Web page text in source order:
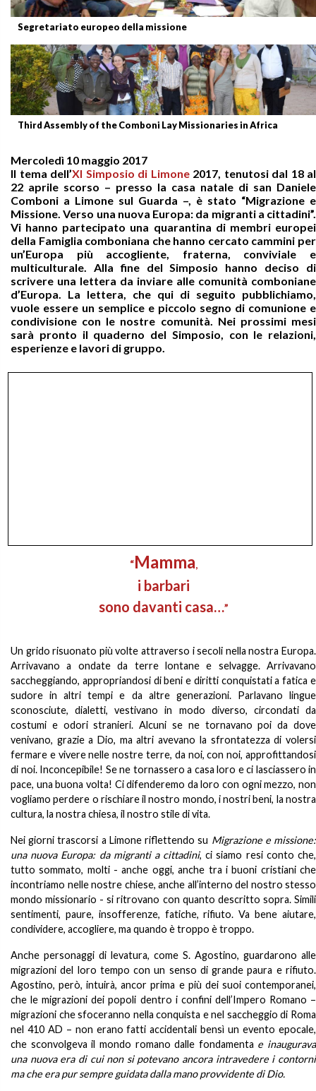
Segretariato europeo della missione
Third Assembly of the Comboni Lay Missionaries in Africa
Mercoledì 10 maggio 2017
Il tema dell’XI Simposio di Limone2017, tenutosi dal 18 al
22 aprile scorso – presso la casa natale di san Daniele
Comboni a Limone sul Guarda –, è stato “Migrazione e
Missione. Verso una nuova Europa: da migranti a cittadini”.
Vi hanno partecipato una quarantina di membri europei
della Famiglia comboniana che hanno cercato cammini per
un’Europa più accogliente, fraterna, conviviale e
multiculturale. Alla fine del Simposio hanno deciso di
scrivere una lettera da inviare alle comunità comboniane
d’Europa. La lettera, che qui di seguito pubblichiamo,
vuole essere un semplice e piccolo segno di comunione e
condivisione con le nostre comunità. Nei prossimi mesi
sarà pronto il quaderno del Simposio, con le relazioni,
esperienze e lavori di gruppo.
“Mamma,
i barbari
sono davanti casa…”
Un grido risuonato più volte attraverso i secoli nella nostra Europa.
Arrivavano a ondate da terre lontane e selvagge. Arrivavano
saccheggiando, appropriandosi di beni e diritti conquistati a fatica e
sudore in altri tempi e da altre generazioni. Parlavano lingue
sconosciute, dialetti, vestivano in modo diverso, circondati da
costumi e odori stranieri. Alcuni se ne tornavano poi da dove
venivano, grazie a Dio, ma altri avevano la sfrontatezza di volersi
fermare e vivere nelle nostre terre, da noi, con noi, approfittandosi
di noi. Inconcepibile! Se ne tornassero a casa loro e ci lasciassero in
pace, una buona volta! Ci difenderemo da loro con ogni mezzo, non
vogliamo perdere o rischiare il nostro mondo, i nostri beni, la nostra
cultura, la nostra chiesa, il nostro stile di vita.
Nei giorni trascorsi a Limone riflettendo su Migrazione e missione:
una nuova Europa: da migranti a cittadini, ci siamo resi conto che,
tutto sommato, molti - anche oggi, anche tra i buoni cristiani che
incontriamo nelle nostre chiese, anche all’interno del nostro stesso
mondo missionario - si ritrovano con quanto descritto sopra. Simili
sentimenti, paure, insofferenze, fatiche, rifiuto. Va bene aiutare,
condividere, accogliere, ma quando è troppo è troppo.
Anche personaggi di levatura, come S. Agostino, guardarono alle
migrazioni del loro tempo con un senso di grande paura e rifiuto.
Agostino, però, intuirà, ancor prima e più dei suoi contemporanei,
che le migrazioni dei popoli dentro i confini dell’Impero Romano –
migrazioni che sfoceranno nella conquista e nel saccheggio di Roma
nel 410 AD – non erano fatti accidentali bensì un evento epocale,
che sconvolgeva il mondo romano dalle fondamenta e inaugurava
una nuova era di cui non si potevano ancora intravedere i contorni
ma che era pur sempre guidata dalla mano provvidente di Dio.